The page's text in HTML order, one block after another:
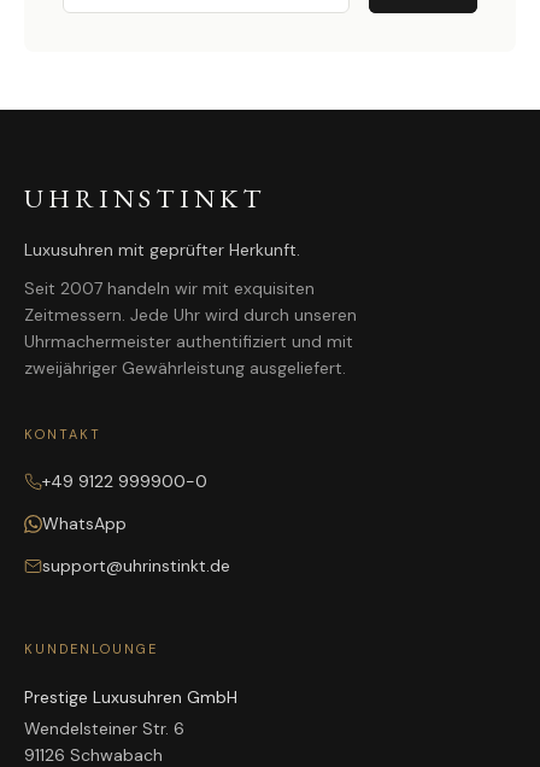
UHRINSTINKT
Luxusuhren mit geprüfter Herkunft.
Seit 2007 handeln wir mit exquisiten
Zeitmessern. Jede Uhr wird durch unseren
Uhrmachermeister authentifiziert und mit
zweijähriger Gewährleistung ausgeliefert.
KONTAKT
+49 9122 999900-0
WhatsApp
support@uhrinstinkt.de
KUNDENLOUNGE
Prestige Luxusuhren GmbH
Wendelsteiner Str. 6
91126 Schwabach